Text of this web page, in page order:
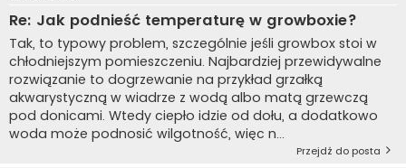
Re: Jak podnieść temperaturę w growboxie?
Tak, to typowy problem, szczególnie jeśli growbox stoi w
chłodniejszym pomieszczeniu. Najbardziej przewidywalne
rozwiązanie to dogrzewanie na przykład grzałką
akwarystyczną w wiadrze z wodą albo matą grzewczą
pod donicami. Wtedy ciepło idzie od dołu, a dodatkowo
woda może podnosić wilgotność, więc n...
Przejdź do posta